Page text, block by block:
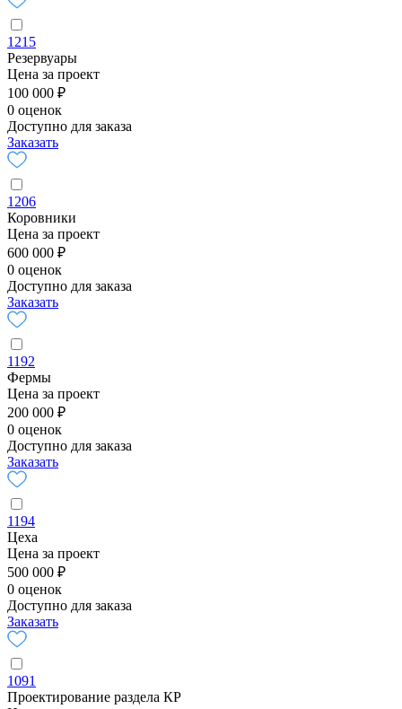
1215
Резервуары
Цена за проект
100 000 ₽
0 оценок
Доступно для заказа
Заказать
1206
Коровники
Цена за проект
600 000 ₽
0 оценок
Доступно для заказа
Заказать
1192
Фермы
Цена за проект
200 000 ₽
0 оценок
Доступно для заказа
Заказать
1194
Цеха
Цена за проект
500 000 ₽
0 оценок
Доступно для заказа
Заказать
1091
Проектирование раздела КР